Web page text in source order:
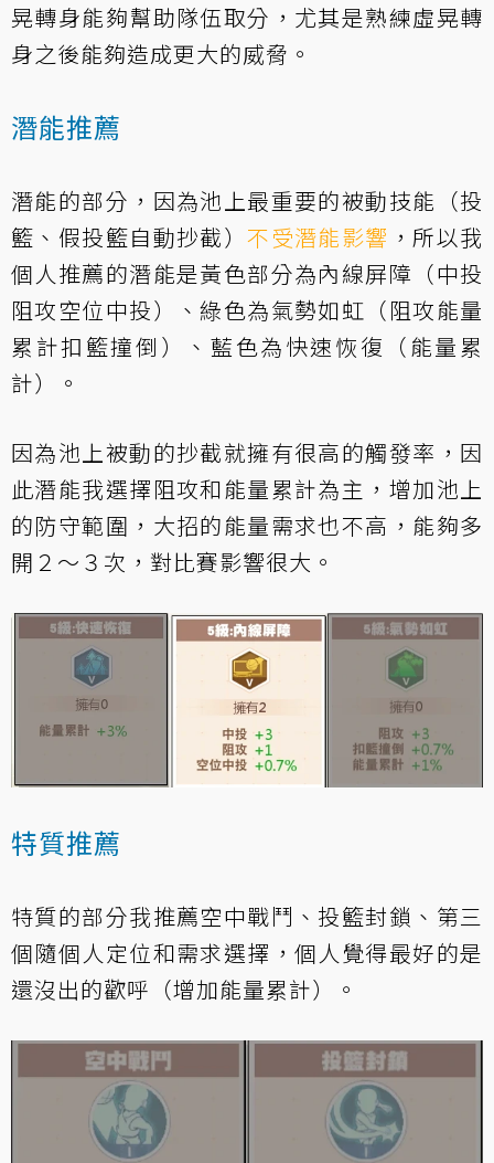
晃轉身能夠幫助隊伍取分，尤其是熟練虛晃轉
身之後能夠造成更大的威脅。
潛能推薦
潛能的部分，因為池上最重要的被動技能（投
籃、假投籃自動抄截）不受潛能影響 ，所以我
個人推薦的潛能是黃色部分為內線屏障（中投
阻攻空位中投）、綠色為氣勢如虹（阻攻能量
累計扣籃撞倒）、藍色為快速恢復（能量累
計）。
因為池上被動的抄截就擁有很高的觸發率，因
此潛能我選擇阻攻和能量累計為主，增加池上
的防守範圍，大招的能量需求也不高，能夠多
開２～３次，對比賽影響很大。
特質推薦
特質的部分我推薦空中戰鬥、投籃封鎖、第三
個隨個人定位和需求選擇，個人覺得最好的是
還沒出的歡呼（增加能量累計）。